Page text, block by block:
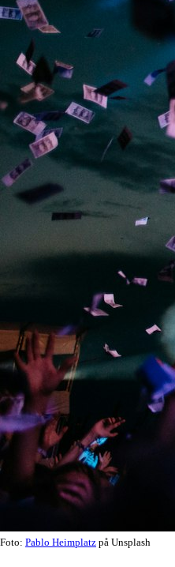
Foto: Pablo Heimplatz på Unsplash